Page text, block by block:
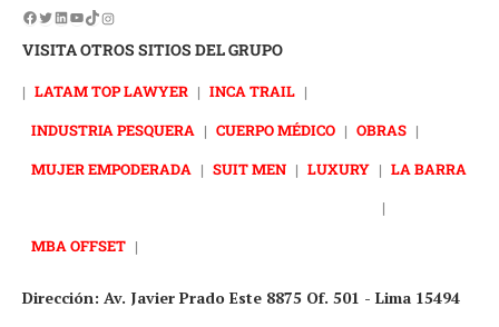
VISITA OTROS SITIOS DEL GRUPO
| LATAM TOP LAWYER | INCA TRAIL |
INDUSTRIA PESQUERA | CUERPO MÉDICO | OBRAS |
MUJER EMPODERADA | SUIT MEN | LUXURY | LA BARRA
|
MBA OFFSET |
Dirección: Av. Javier Prado Este 8875 Of. 501 - Lima 15494